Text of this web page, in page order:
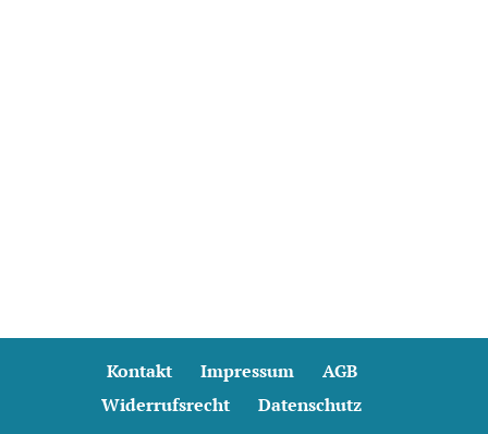
Kontakt Impressum
AGB
Widerrufsrecht
Datenschutz